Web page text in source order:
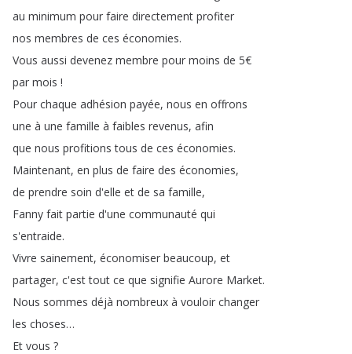
au minimum pour faire directement profiter
nos membres de ces économies.
Vous aussi devenez membre pour moins de 5€
par mois !
Pour chaque adhésion payée, nous en offrons
une à une famille à faibles revenus, afin
que nous profitions tous de ces économies.
Maintenant, en plus de faire des économies,
de prendre soin d'elle et de sa famille,
Fanny fait partie d'une communauté qui
s'entraide.
Vivre sainement, économiser beaucoup, et
partager, c'est tout ce que signifie Aurore Market.
Nous sommes déjà nombreux à vouloir changer
les choses…
Et vous ?